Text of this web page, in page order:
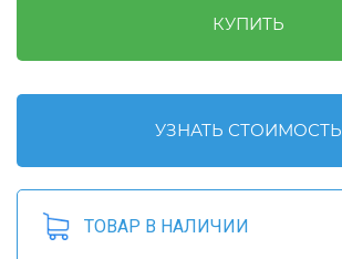
КУПИТЬ
УЗНАТЬ СТОИМОСТЬ
ТОВАР В НАЛИЧИИ